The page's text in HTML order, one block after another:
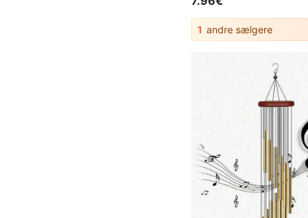
1 andre sælgere